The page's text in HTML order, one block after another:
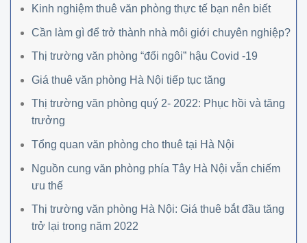
Kinh nghiệm thuê văn phòng thực tế bạn nên biết
Cần làm gì để trở thành nhà môi giới chuyên nghiệp?
Thị trường văn phòng “đổi ngôi” hậu Covid -19
Giá thuê văn phòng Hà Nội tiếp tục tăng
Thị trường văn phòng quý 2- 2022: Phục hồi và tăng
trưởng
Tổng quan văn phòng cho thuê tại Hà Nội
Nguồn cung văn phòng phía Tây Hà Nội vẫn chiếm
ưu thế
Thị trường văn phòng Hà Nội: Giá thuê bắt đầu tăng
trở lại trong năm 2022